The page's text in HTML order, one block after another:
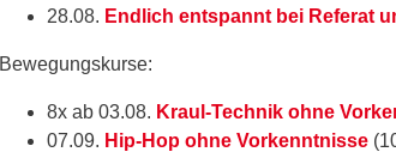
28.08. Endlich entspannt bei Referat
Bewegungskurse:
8x ab 03.08. Kraul-Technik ohne
07.09. Hip-Hop ohne Vorkenntnisse